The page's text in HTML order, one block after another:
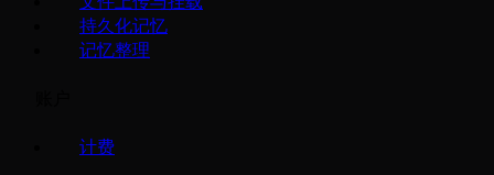
持久化记忆
记忆整理
计费